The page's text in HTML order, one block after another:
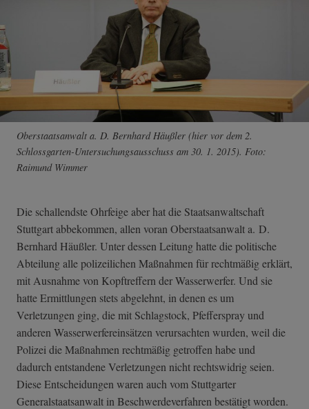
Oberstaatsanwalt a. D. Bernhard Häußler (hier vor dem 2.
Schlossgarten-U­ntersuchungsaus­schuss am 30. 1. 2015). Foto:
Raimund Wimmer
Die schallendste Ohrfeige aber hat die Staatsanwaltschaft
Stuttgart abbekommen, allen voran Oberstaatsanwalt a. D.
Bernhard Häußler. Unter dessen Leitung hatte die politische
Abteilung alle polizeilichen Maßnahmen für rechtmäßig erklärt,
mit Ausnahme von Kopftreffern der Wasserwerfer. Und sie
hatte Ermittlungen stets abgelehnt, in denen es um
Verletzungen ging, die mit Schlagstock, Pfefferspray und
anderen Wasserwerfereinsätzen verursachten wurden, weil die
Polizei die Maßnahmen rechtmäßig getroffen habe und
dadurch entstandene Verletzungen nicht rechtswidrig seien.
Diese Entscheidungen waren auch vom Stuttgarter
Generalstaatsanwalt in Beschwerdeverfahren bestätigt worden.